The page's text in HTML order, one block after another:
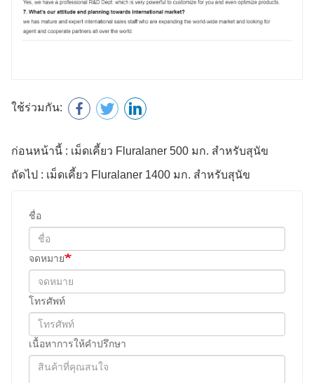
ใช้ร่วมกัน:
ก่อนหน้านี้ : เม็ดเคี้ยว Fluralaner 500 มก. สำหรับสุนัข
ถัดไป : เม็ดเคี้ยว Fluralaner 1400 มก. สำหรับสุนัข
ชื่อ
จดหมาย
โทรศัพท์
เนื้อหาการให้คำปรึกษา